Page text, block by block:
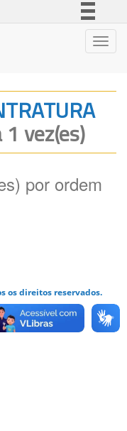
Legislação
Canais
vez(es)
por ordem
os direitos reservados.